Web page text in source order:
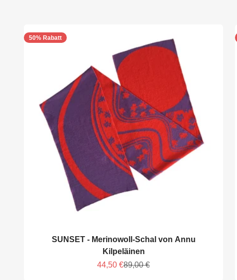
50% Rabatt
SUNSET - Merinowoll-Schal von Annu
Kilpeläinen
Angebot
44,50 €Regulärer Preis
89,00 €